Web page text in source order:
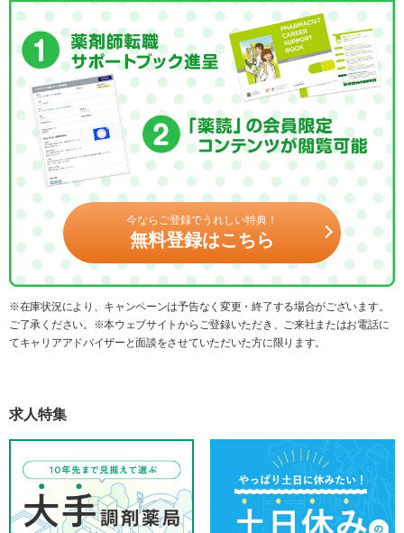
今ならご登録でうれしい特典！
無料登録はこちら
※在庫状況により、キャンペーンは予告なく変更・終了する場合がございます。
ご了承ください。※本ウェブサイトからご登録いただき、ご来社またはお電話に
てキャリアアドバイザーと面談をさせていただいた方に限ります。
求人特集